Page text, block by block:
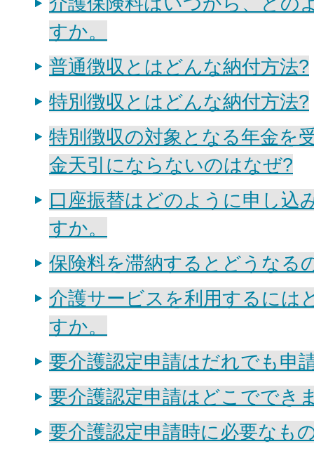
すか。
普通徴収とはどんな納付方法?
特別徴収とはどんな納付方法?
特別徴収の対象となる年金を
金天引にならないのはなぜ?
口座振替はどのように申し込
すか。
保険料を滞納するとどうなる
介護サービスを利用するには
すか。
要介護認定申請はだれでも申
要介護認定申請はどこででき
要介護認定申請時に必要なも